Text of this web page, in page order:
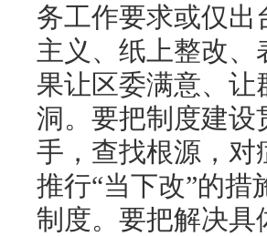
务工作要求或仅
主义、纸上整改
果让区委满意、
洞。要把制度建设
手，查找根源，对
推行“当下改”的措
制度。要把解决具